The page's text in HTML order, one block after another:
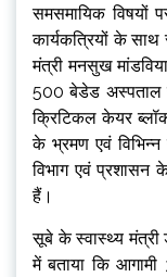
समसमायिक विषयों
कार्यकत्रियों के
मंत्री मनसुख
500 बेडेड अस्पताल
क्रिटिकल केयर
के भ्रमण एवं
विभाग एवं प्रशासन
हैं।
सूबे के स्वास्थ्य मंत्री
में बताया कि आगामी